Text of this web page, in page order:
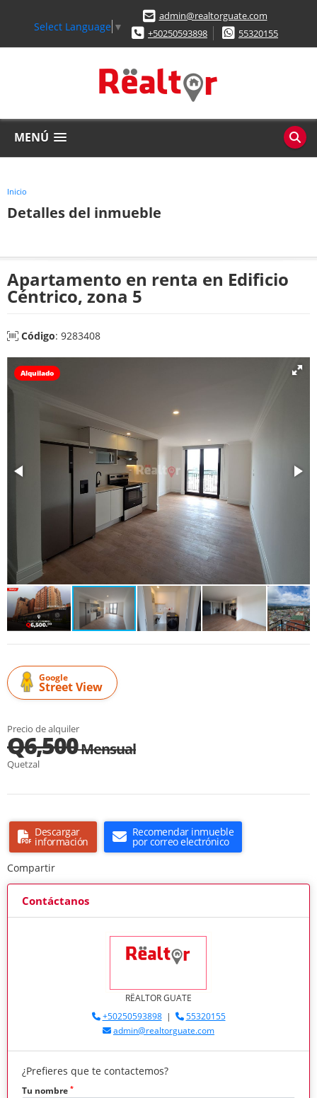
Select Language ▼
admin@realtorguate.com
+50250593898
55320155
MENÚ
Inicio
Detalles del inmueble
Apartamento en renta en Edificio
Céntrico, zona 5
Código: 9283408
Alquilado
Google
Street View
Precio de alquiler
Q6,500Mensual
Quetzal
Descargar
información
Recomendar inmueble
por correo electrónico
Compartir
Contáctanos
RËALTOR GUATE
+50250593898|
55320155
admin@realtorguate.com
¿Prefieres que te contactemos?
Tu nombre *